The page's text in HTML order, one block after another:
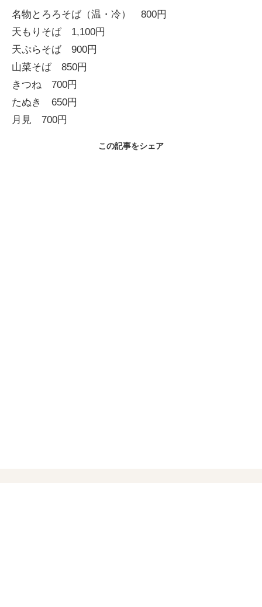
名物とろろそば（温・冷） 800円
天もりそば 1,100円
天ぷらそば 900円
山菜そば 850円
きつね 700円
たぬき 650円
月見 700円
この記事をシェア